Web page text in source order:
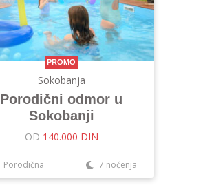
PROMO
Sokobanja
Porodični odmor u
Sokobanji
OD 140.000 DIN
Porodična 7 noćenja